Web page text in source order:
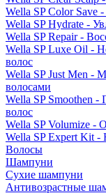
Wella SP Color Save
Wella SP Hydrate -
Wella SP Repair -
Wella SP Luxe Oil -
волос
Wella SP Just Men -
волосами
Wella SP Smoothen
волос
Wella SP Volumize -
Wella SP Expert Kit -
Волосы
Шампуни
Сухие шампуни
Антивозрастные